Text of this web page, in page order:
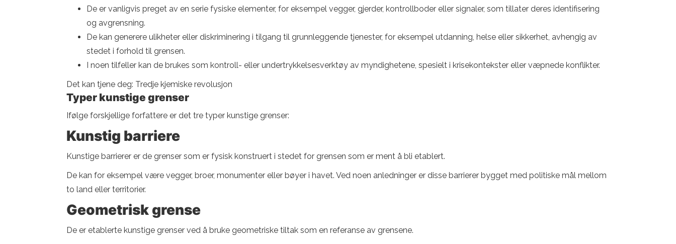
De er vanligvis preget av en serie fysiske elementer, for eksempel vegger, gjerder, kontrollboder eller signaler, som tillater deres identifisering
og avgrensning.
De kan generere ulikheter eller diskriminering i tilgang til grunnleggende tjenester, for eksempel utdanning, helse eller sikkerhet, avhengig av
stedet i forhold til grensen.
I noen tilfeller kan de brukes som kontroll- eller undertrykkelsesverktøy av myndighetene, spesielt i krisekontekster eller væpnede konflikter.
Det kan tjene deg: Tredje kjemiske revolusjon
Typer kunstige grenser
Ifølge forskjellige forfattere er det tre typer kunstige grenser:
Kunstig barriere
Kunstige barrierer er de grenser som er fysisk konstruert i stedet for grensen som er ment å bli etablert.
De kan for eksempel være vegger, broer, monumenter eller bøyer i havet. Ved noen anledninger er disse barrierer bygget med politiske mål mellom
to land eller territorier.
Geometrisk grense
De er etablerte kunstige grenser ved å bruke geometriske tiltak som en referanse av grensene.